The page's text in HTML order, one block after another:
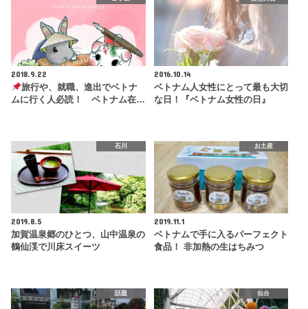
2018.9.22
旅行や、就職、進出でベトナ
ムに行く人必読！ ベトナム在…
2016.10.14
ベトナム人女性にとって最も大切
な日！『ベトナム女性の日』
石川
2019.8.5
加賀温泉郷のひとつ、山中温泉の
鶴仙渓で川床スイーツ
お土産
2019.11.1
ベトナムで手に入るパーフェクト
食品！ 非加熱の生はちみつ
話題 仙台